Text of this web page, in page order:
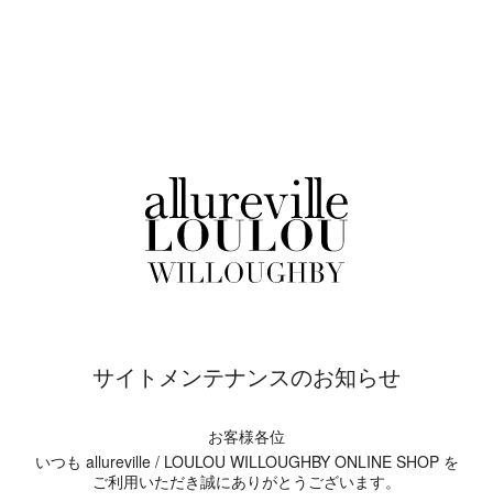
サイトメンテナンスのお知らせ
お客様各位
いつも allureville / LOULOU WILLOUGHBY ONLINE SHOP を
ご利用いただき誠にありがとうございます。